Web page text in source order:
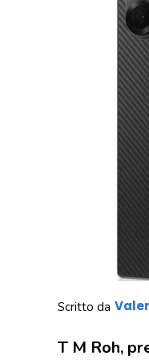
Scritto da
T M Roh,